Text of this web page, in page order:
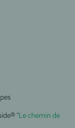
"Le chemin de